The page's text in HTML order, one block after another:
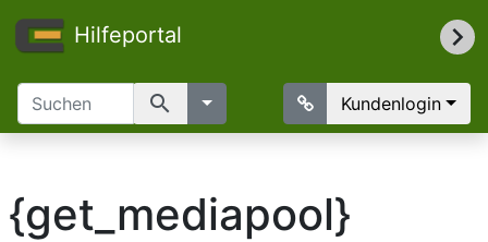
Hilfeportal
search Kundenlogin
{get_mediapool}